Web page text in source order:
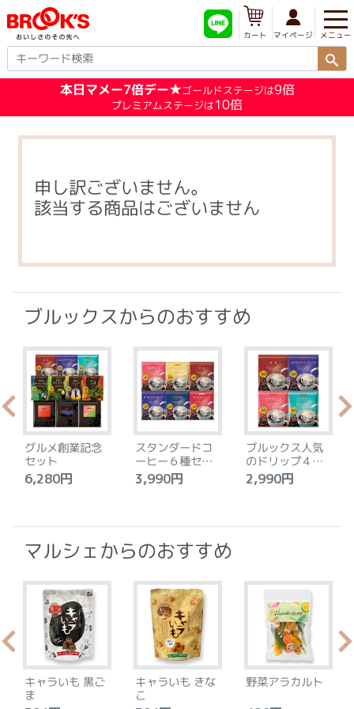
メニュー
マイページ
カート
本日マメー7倍デー★ゴールドステージは9倍
プレミアムステージは10倍
申し訳ございません。
該当する商品はございません
ブルックスからのおすすめ
グルメ創業記念
セット
6,280円
スタンダードコ
ーヒー６種セッ
ト
3,990円
ブルックス人気
のドリップ４種
セット
2,990円
マルシェからのおすすめ
キャラいも 黒ご
ま
キャラいも きな
こ
野菜アラカルト